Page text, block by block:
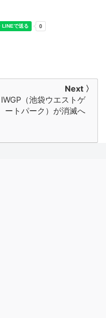
Next 〉
IWGP（池袋ウエストゲ
ートパーク）が消滅へ